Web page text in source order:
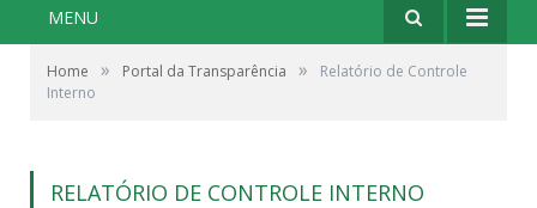
MENU
Home » Portal da Transparência »
Relatório de Controle
Interno
RELATÓRIO DE CONTROLE INTERNO